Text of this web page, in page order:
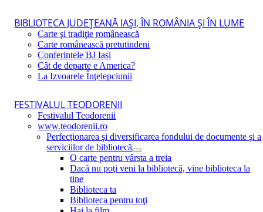
BIBLIOTECA JUDEŢEANĂ IAŞI, ÎN ROMÂNIA ŞI ÎN LUME
Carte şi tradiţie românească
Carte românească pretutindeni
Conferințele BJ Iași
Cât de departe e America?
La Izvoarele Înţelepciunii
FESTIVALUL TEODORENII
Festivalul Teodorenii
www.teodorenii.ro
Perfecţionarea şi diversificarea fondului de documente şi a
serviciilor de bibliotecă
O carte pentru vârsta a treia
Dacă nu poţi veni la bibliotecă, vine biblioteca la
tine
Biblioteca ta
Biblioteca pentru toţi